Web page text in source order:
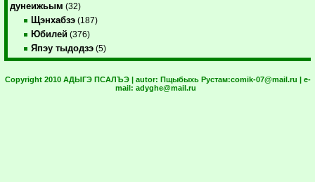
дунеижьым (32)
Щэнхабзэ (187)
Юбилей (376)
Япэу тыдодзэ (5)
Copyright 2010 АДЫГЭ ПСАЛЪЭ | autor: Пщыбыхь Рустам:comik-07@mail.ru | e-
mail: adyghe@mail.ru